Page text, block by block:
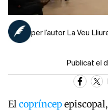
per l’autor La Veu
Publicat el
Elcopríncepepiscopal,